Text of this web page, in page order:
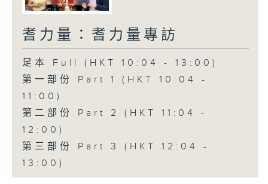
耆力量：耆力量專訪
足本 Full (HKT 10:04 - 13:00)
第一部份 Part 1 (HKT 10:04 -
11:00)
第二部份 Part 2 (HKT 11:04 -
12:00)
第三部份 Part 3 (HKT 12:04 -
13:00)